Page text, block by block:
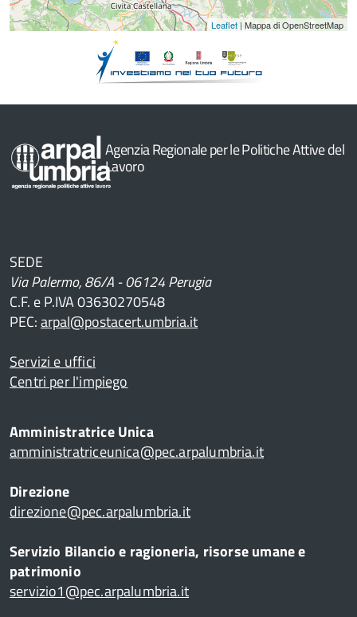
Leaflet | Mappa di OpenStreetMap
Agenzia Regionale per le Politiche Attive del
Lavoro
SEDE
Via Palermo, 86/A - 06124 Perugia
C.F. e P.IVA 03630270548
PEC:arpal@postacert.umbria.it
Servizi e uffici
Centri per l'impiego
Amministratrice Unica
amministratriceunica@pec.arpalumbria.it
Direzione
direzione@pec.arpalumbria.it
Servizio Bilancio e ragioneria, risorse umane e
patrimonio
servizio1@pec.arpalumbria.it